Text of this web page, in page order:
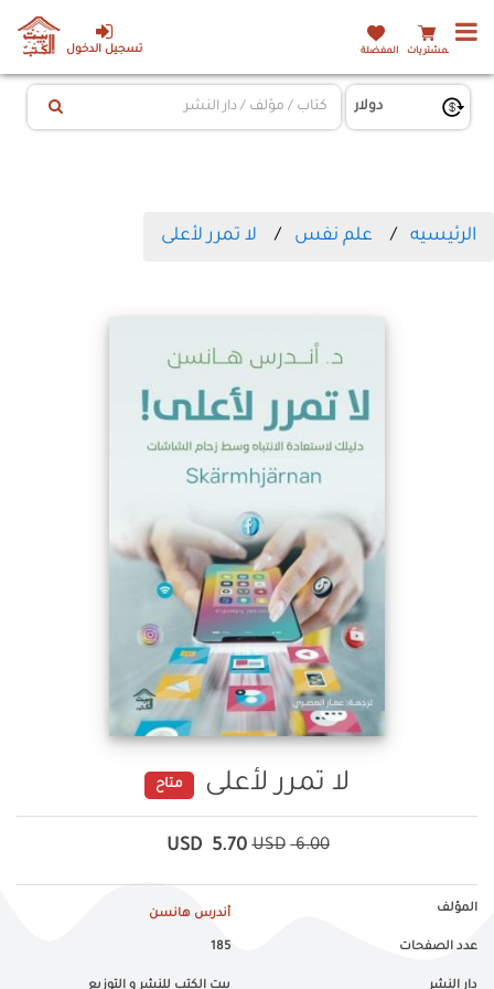
تسجيل الدخول المشتريات المفضلة
الرئيسيه علم نفس لا تمرر لأعلى
لا تمرر لأعلى متاح
6.00
USD
5.70
USD
المؤلف أندرس هانسن
عدد الصفحات 185
دار النشر بيت الكتب للنشر و التوزيع